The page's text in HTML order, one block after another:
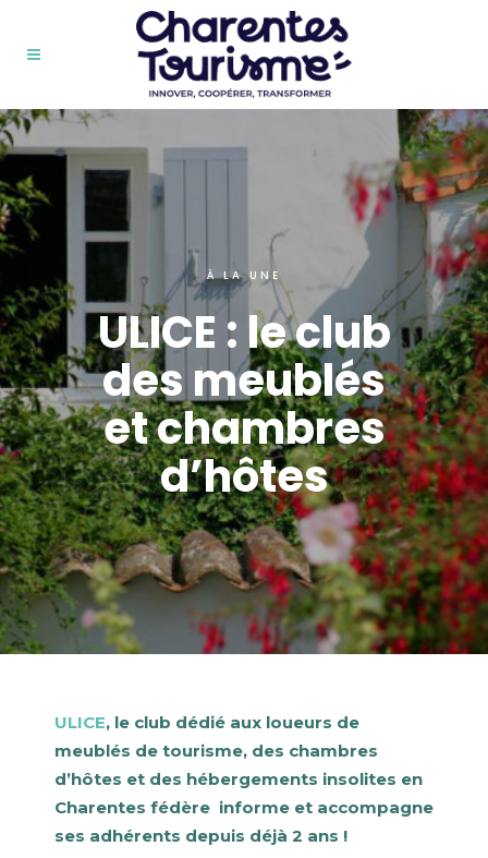
À LA UNE
ULICE : le club
des meublés
et chambres
d’hôtes
ULICE, le club dédié aux loueurs de
meublés de tourisme, des chambres
d’hôtes et des hébergements insolites en
Charentes fédère informe et accompagne
ses adhérents depuis déjà 2 ans !